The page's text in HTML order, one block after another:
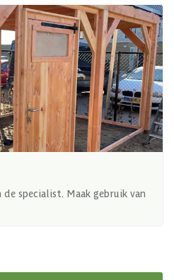
specialist. Maak gebruik van